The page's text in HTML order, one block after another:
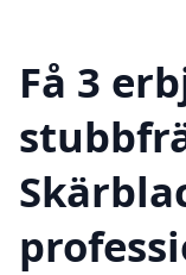
Få 3